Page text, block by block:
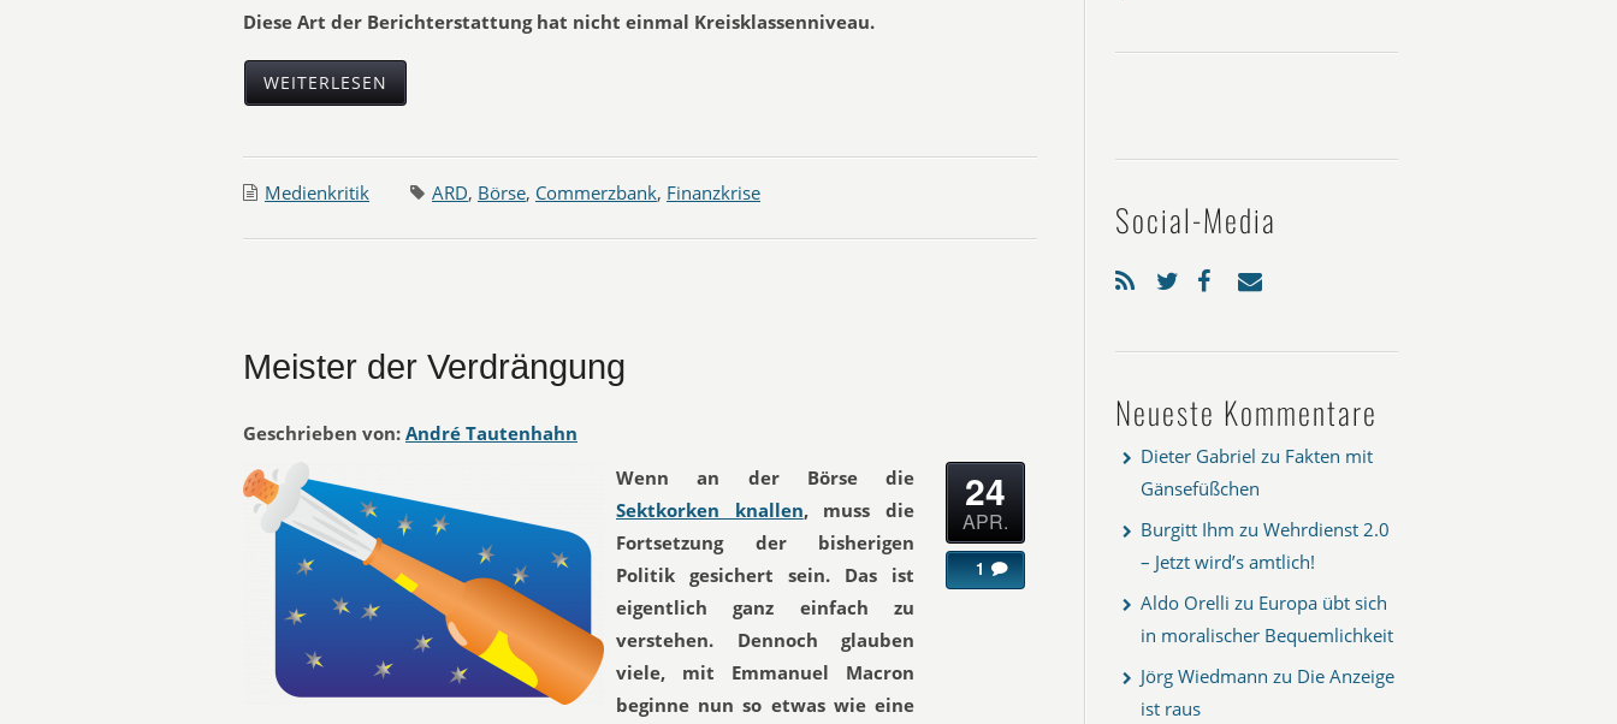
Diese Art der Berichterstattung hat nicht einmal Kreisklassenniveau.
WEITERLESEN
Medienkritik ARD, Börse, Commerzbank, Finanzkrise
Meister der Verdrängung
Geschrieben von: André Tautenhahn
Wenn an der Börse die
Sektkorken knallen, muss die
Fortsetzung der bisherigen
Politik gesichert sein. Das ist
eigentlich ganz einfach zu
verstehen. Dennoch glauben
viele, mit Emmanuel Macron
beginne nun so etwas wie eine
24
APR.
1
Social-Media
Neueste Kommentare
Dieter Gabriel zu Fakten mit
Gänsefüßchen
Burgitt Ihm zu Wehrdienst 2.0
– Jetzt wird’s amtlich!
Aldo Orelli zu Europa übt sich
in moralischer Bequemlichkeit
Jörg Wiedmann zu Die Anzeige
ist raus